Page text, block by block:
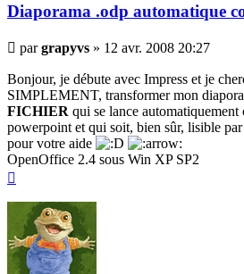
Diaporama .odp automatique
Message
pargrapyvs » 12 avr. 2008 20:27
Bonjour, je débute avec Impress et je
SIMPLEMENT, transformer mon
FICHIER qui se lance automatiquement
powerpoint et qui soit, bien sûr, lisible
pour votre aide
OpenOffice 2.4 sous Win XP SP2